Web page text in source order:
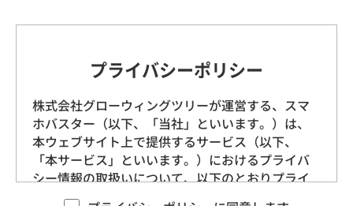
プライバシーポリシー
株式会社グローウィングツリーが運営する、スマ
ホバスター（以下、「当社」といいます。）は、
本ウェブサイト上で提供するサービス（以下、
「本サービス」といいます。）におけるプライバ
シー情報の取扱いについて、以下のとおりプライ
バシーポリシー（以下、「本ポリシー」といいま